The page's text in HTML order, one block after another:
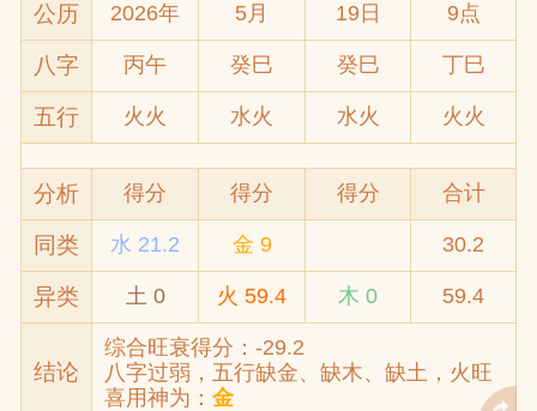
公历 2026年 5月 19日 9点
八字 丙午 癸巳 癸巳 丁巳
五行 火火 水火 水火 火火
分析 得分 得分 得分 合计
同类 水 21.2 金 9 30.2
异类 土 0 火 59.4 木 0 59.4
结论
综合旺衰得分：-29.2
八字过弱，五行缺金、缺木、缺土，火旺
喜用神为：金